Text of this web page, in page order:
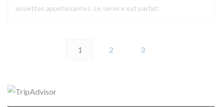
assiettes appétissantes. Le service est parfait.
1 2 3